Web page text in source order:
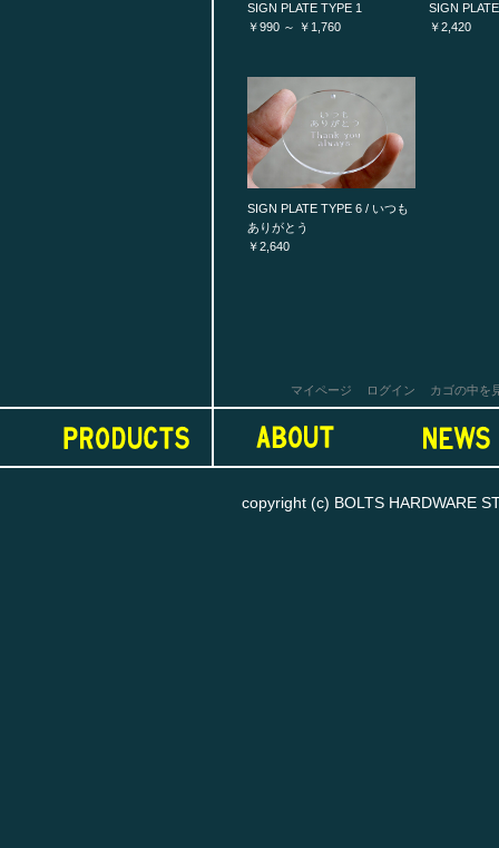
SIGN PLATE TYPE 1
￥990 ～ ￥1,760
SIGN
￥2,420
SIGN PLATE TYPE 6 / いつも
ありがとう
￥2,640
マイページ ログイン カゴの中を
copyright (c) BOLTS HARDWARE